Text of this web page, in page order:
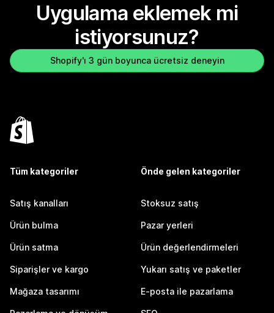
Uygulama eklemek mi
istiyorsunuz?
Shopify'ı 3 gün boyunca ücretsiz deneyin
Tüm kategoriler
Satış kanalları
Ürün bulma
Ürün satma
Siparişler ve kargo
Mağaza tasarımı
Önde gelen kategoriler
Stoksuz satış
Pazar yerleri
Ürün değerlendirmeleri
Yukarı satış ve paketler
E-posta ile pazarlama